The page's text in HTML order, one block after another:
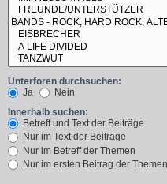
Unterforen durchsuchen:
Ja
Nein
Innerhalb suchen:
Betreff und Text der Beiträge
Nur im Text der Beiträge
Nur im Betreff der Themen
Nur im ersten Beitrag der Themen